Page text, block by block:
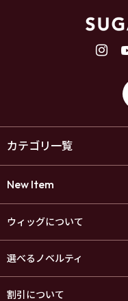
カテゴリ一覧
New Item
ウィッグについて
選べるノベルティ
割引について